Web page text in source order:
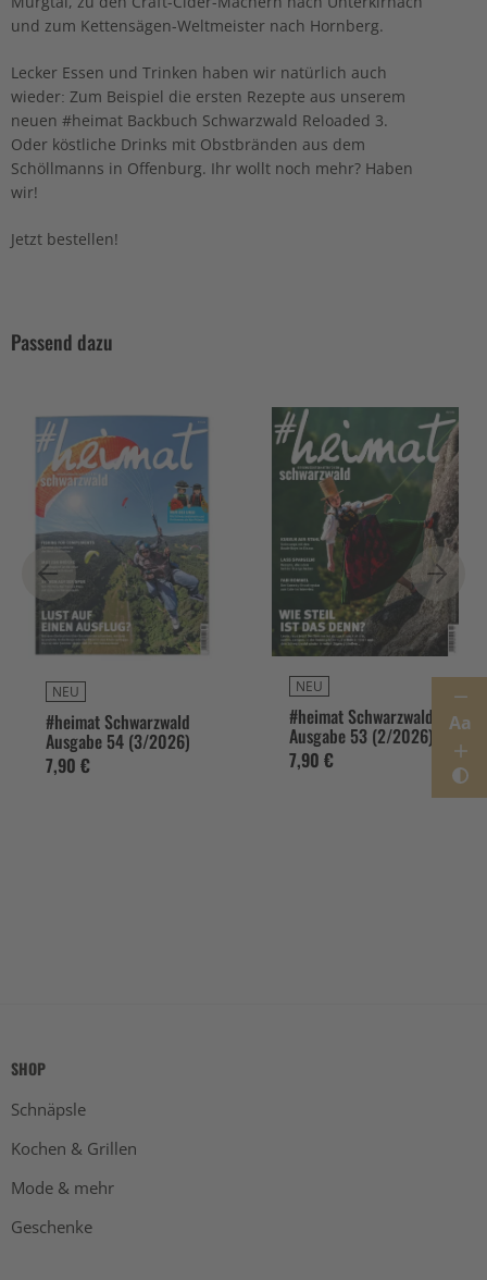
Aa
und zum Kettensägen-Weltmeister nach Hornberg.
Lecker Essen und Trinken haben wir natürlich auch
wieder: Zum Beispiel die ersten Rezepte aus unserem
neuen #heimat Backbuch Schwarzwald Reloaded 3.
Oder köstliche Drinks mit Obstbränden aus dem
Schöllmanns in Offenburg. Ihr wollt noch mehr? Haben
wir!
Jetzt bestellen!
Passend dazu
NEU
#heimat Schwarzwald
Ausgabe 54 (3/2026)
7,90 €
NEU
#heimat Schwarzwald
Ausgabe 53 (2/2026)
7,90 €
SHOP
Schnäpsle
Kochen & Grillen
Mode & mehr
Geschenke